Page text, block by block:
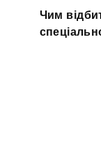
Чим